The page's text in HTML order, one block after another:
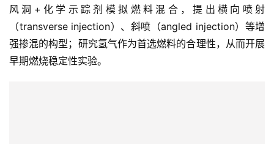
风洞+化学示踪剂模拟燃料混合，提出横向喷射
（transverse injection）、斜喷（angled injection）等增
强掺混的构型；研究氢气作为首选燃料的合理性，从而开展
早期燃烧稳定性实验。